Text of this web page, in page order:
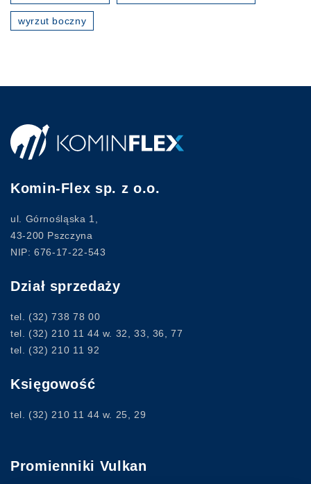
wyrzut boczny
Komin-Flex sp. z o.o.
ul. Górnośląska 1,
43-200 Pszczyna
NIP: 676-17-22-543
Dział sprzedaży
tel. (32) 738 78 00
tel. (32) 210 11 44 w. 32, 33, 36, 77
tel. (32) 210 11 92
Księgowość
tel. (32) 210 11 44 w. 25, 29
Promienniki Vulkan